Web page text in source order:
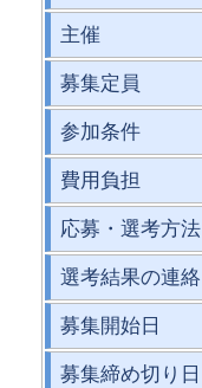
主催
募集定員
参加条件
費用負担
応募・選考方法
選考結果の連絡
募集開始日
募集締め切り日